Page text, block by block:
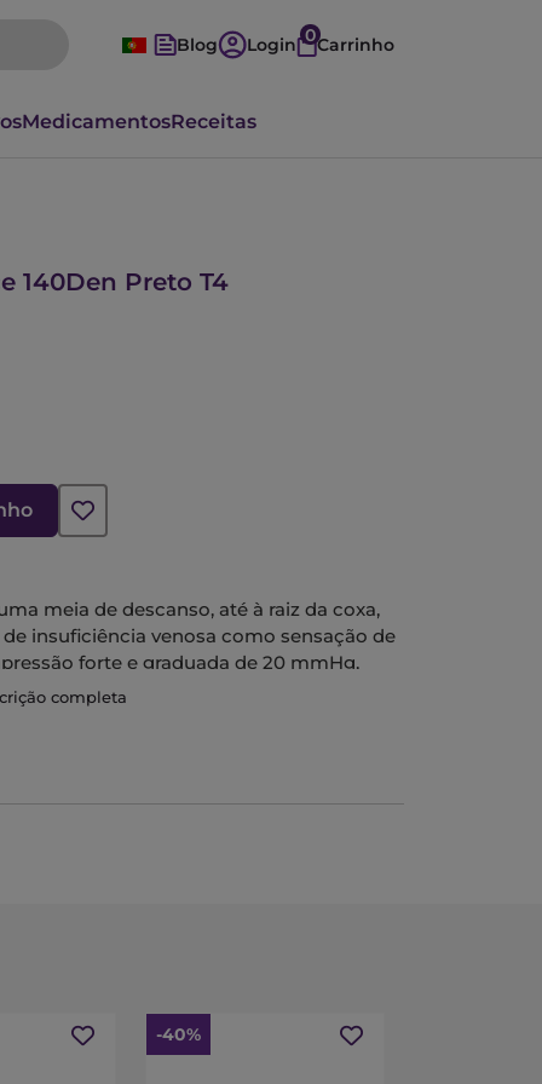
Blog Login 0Carrinho
MedicamentosReceitas
140Den Preto T4
meia de descanso, até à raiz da coxa,
insuficiência venosa como sensação de
forte e graduada de 20 mmHg,
ajusta à curvatura da perna, em malha
completa
-40%